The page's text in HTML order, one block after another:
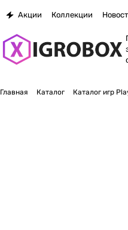
Акции Коллекции
Главная Каталог Каталог игр